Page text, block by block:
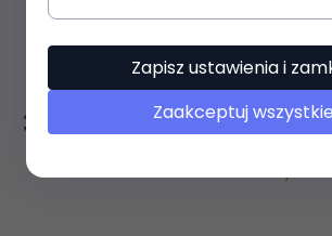
Grzejnik Purmo Hygiene H10
323, PLN
towar na zamówienie - czas realizacji 35
Zapisz ustawienia i
Zaakceptuj wszystkie